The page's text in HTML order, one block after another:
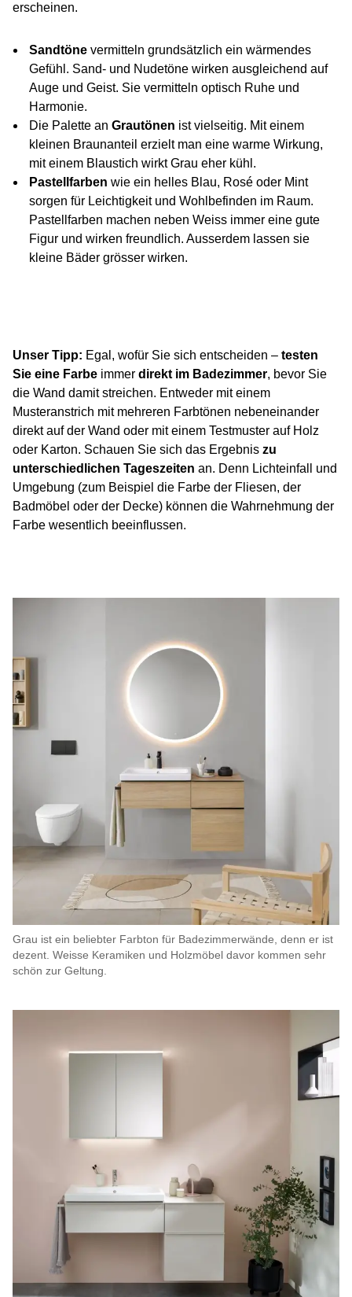
erscheinen.
Sandtöne vermitteln grundsätzlich ein wärmendes
Gefühl. Sand- und Nudetöne wirken ausgleichend auf
Auge und Geist. Sie vermitteln optisch Ruhe und
Harmonie.
Die Palette an Grautönen ist vielseitig. Mit einem
kleinen Braunanteil erzielt man eine warme Wirkung,
mit einem Blaustich wirkt Grau eher kühl.
Pastellfarben wie ein helles Blau, Rosé oder Mint
sorgen für Leichtigkeit und Wohlbefinden im Raum.
Pastellfarben machen neben Weiss immer eine gute
Figur und wirken freundlich. Ausserdem lassen sie
kleine Bäder grösser wirken.
Unser Tipp: Egal, wofür Sie sich entscheiden – testen
Sie eine Farbe immer direkt im Badezimmer, bevor Sie
die Wand damit streichen. Entweder mit einem
Musteranstrich mit mehreren Farbtönen nebeneinander
direkt auf der Wand oder mit einem Testmuster auf Holz
oder Karton. Schauen Sie sich das Ergebnis zu
unterschiedlichen Tageszeiten an. Denn Lichteinfall und
Umgebung (zum Beispiel die Farbe der Fliesen, der
Badmöbel oder der Decke) können die Wahrnehmung der
Farbe wesentlich beeinflussen.
Grau ist ein beliebter Farbton für Badezimmerwände, denn er ist
dezent. Weisse Keramiken und Holzmöbel davor kommen sehr
schön zur Geltung.